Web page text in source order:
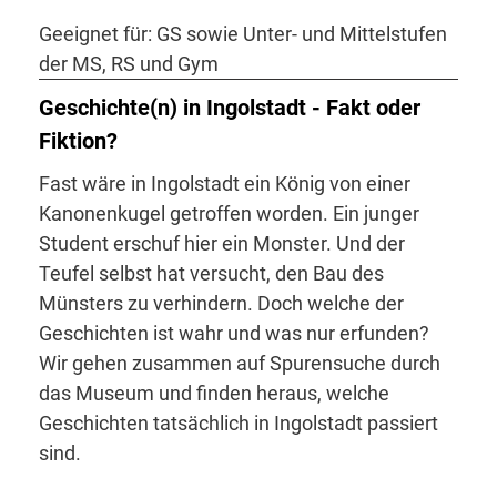
Geeignet für: GS sowie Unter- und Mittelstufen
der MS, RS und Gym
Geschichte(n) in Ingolstadt - Fakt oder
Fiktion?
Fast wäre in Ingolstadt ein König von einer
Kanonenkugel getroffen worden. Ein junger
Student erschuf hier ein Monster. Und der
Teufel selbst hat versucht, den Bau des
Münsters zu verhindern. Doch welche der
Geschichten ist wahr und was nur erfunden?
Wir gehen zusammen auf Spurensuche durch
das Museum und finden heraus, welche
Geschichten tatsächlich in Ingolstadt passiert
sind.